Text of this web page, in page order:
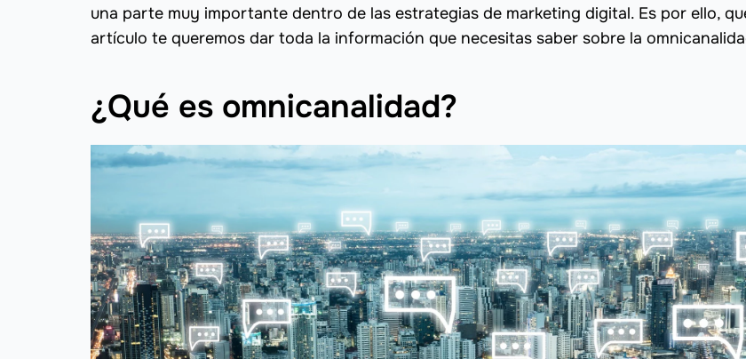
una parte muy importante dentro de las estrategias de marketing digital. Es por ello,
artículo te queremos dar toda la información que necesitas saber sobre la
¿Qué es omnicanalidad?